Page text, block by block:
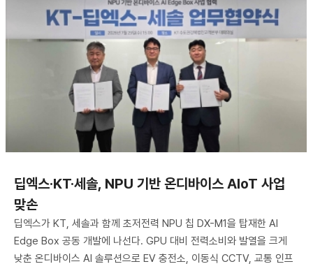
딥엑스·KT·세솔, NPU 기반 온디바이스 AIoT 사업
맞손
딥엑스가 KT, 세솔과 함께 초저전력 NPU 칩 DX-M1을 탑재한 AI
Edge Box 공동 개발에 나선다. GPU 대비 전력소비와 발열을 크게
낮춘 온디바이스 AI 솔루션으로 EV 충전소, 이동식 CCTV, 교통 인프